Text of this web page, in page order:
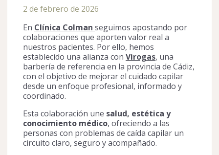
2 de febrero de 2026
En Clínica Colman seguimos apostando por
colaboraciones que aporten valor real a
nuestros pacientes. Por ello, hemos
establecido una alianza con Virogas, una
barbería de referencia en la provincia de Cádiz,
con el objetivo de mejorar el cuidado capilar
desde un enfoque profesional, informado y
coordinado.
Esta colaboración une salud, estética y
conocimiento médico, ofreciendo a las
personas con problemas de caída capilar un
circuito claro, seguro y acompañado.